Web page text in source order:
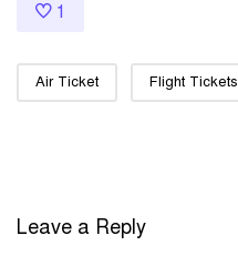
1
Air Ticket Flight Tickets
Leave a Reply